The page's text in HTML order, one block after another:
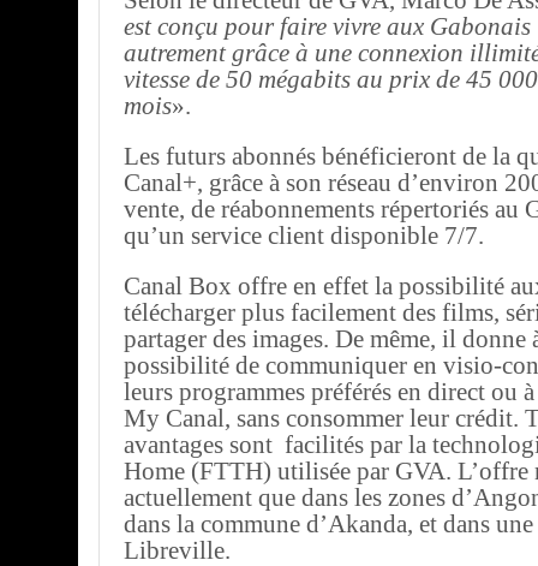
est conçu pour faire vivre aux Gabonais
autrement grâce à une connexion
vitesse de 50 mégabits au prix de 45
mois».
Les futurs abonnés bénéficieront de la
Canal+, grâce à son réseau d’environ
vente, de réabonnements répertoriés au
qu’un service client disponible 7/7.
Canal Box offre en effet la possibilité
télécharger plus facilement des films,
partager des images. De même, il donne
possibilité de communiquer en visio-
leurs programmes préférés en direct ou
My Canal, sans consommer leur crédit.
avantages sont facilités par la
Home (FTTH) utilisée par GVA. L’offre
actuellement que dans les zones
dans la commune d’Akanda, et dans
Libreville.